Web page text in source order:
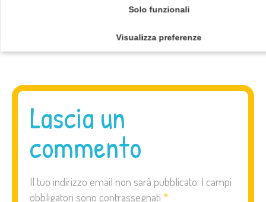
Solo funzionali
Visualizza preferenze
Bullismo Alfano e gli sms
Lascia un
commento
Il tuo indirizzo email non sarà pubblicato. I campi
obbligatori sono contrassegnati *